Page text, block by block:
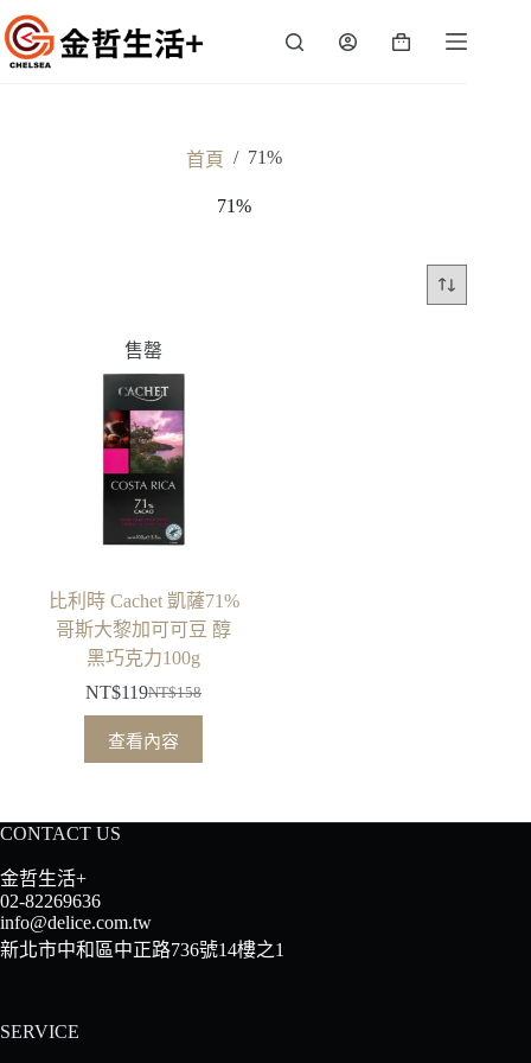
跳
至
主
購
首頁 / 71%
71%
售罄
比利時 Cachet 凱薩71%
哥斯大黎加可可豆 醇
黑巧克力100g
NT$158
始
價
NT$158。
NT$119
前
價
NT$119。
查看內容
CONTACT US
金哲生活+
02-82269636
info@delice.com.tw
新北市中和區中正路736號14樓之1
SERVICE